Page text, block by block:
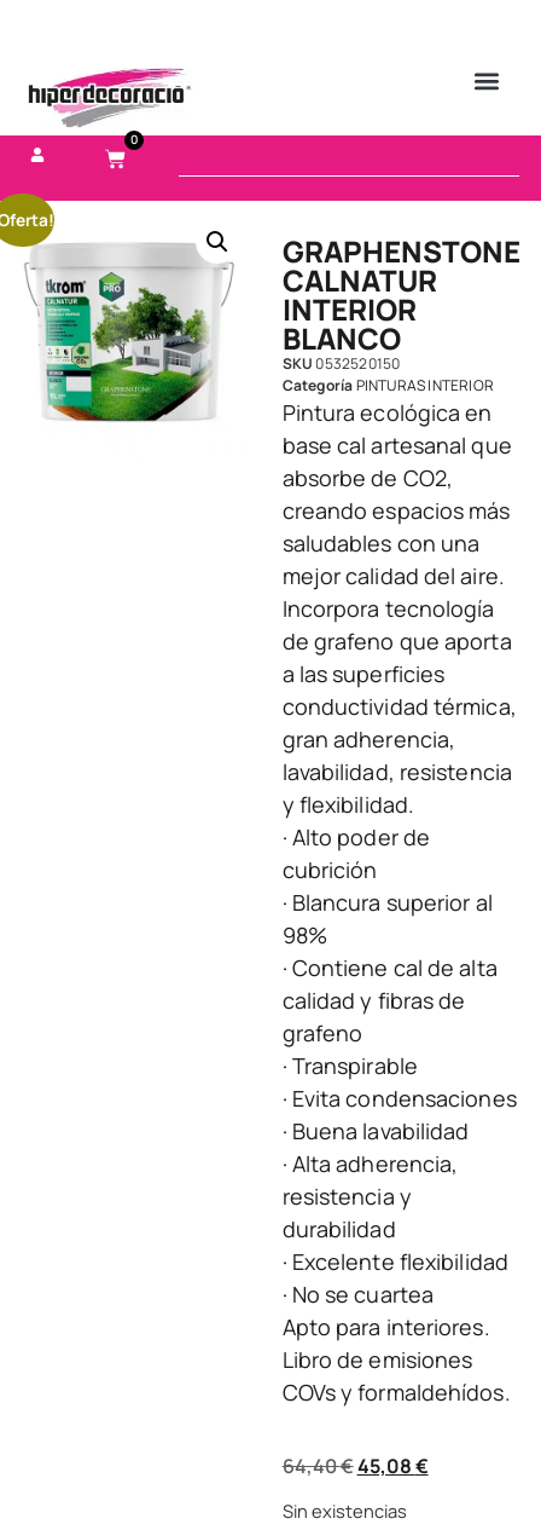
0
GRAPHENSTONE
CALNATUR
INTERIOR
BLANCO
SKU0532520150
CategoríaPINTURAS INTERIOR
Pintura ecológica en
base cal artesanal que
absorbe de CO2,
creando espacios más
saludables con una
mejor calidad del aire.
Incorpora tecnología
de grafeno que aporta
a las superficies
conductividad térmica,
gran adherencia,
lavabilidad, resistencia
y flexibilidad.
· Alto poder de
cubrición
· Blancura superior al
98%
· Contiene cal de alta
calidad y fibras de
grafeno
· Transpirable
· Evita condensaciones
· Buena lavabilidad
· Alta adherencia,
resistencia y
durabilidad
· Excelente flexibilidad
· No se cuartea
Apto para interiores.
Libro de emisiones
COVs y formaldehídos.
64,40€45,08€
Sin existencias